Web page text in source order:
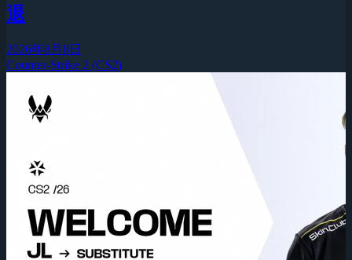
退
2026年8月8日
Counter-Strike 2 (CS2)